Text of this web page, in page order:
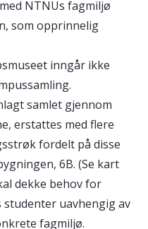
NTNUs fagmiljø
som opprinnelig
inngår ikke
samlet gjennom
erstattes med flere
fordelt på disse
6B. (Se kart
dekke behov for
uavhengig av
fagmiljø.